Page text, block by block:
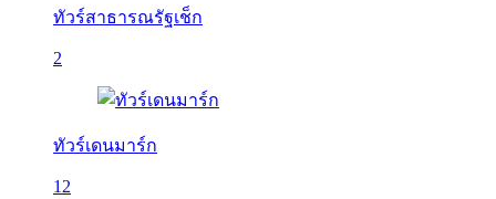
ทัวร์สาธารณรัฐเช็ก
2
ทัวร์เดนมาร์ก
12